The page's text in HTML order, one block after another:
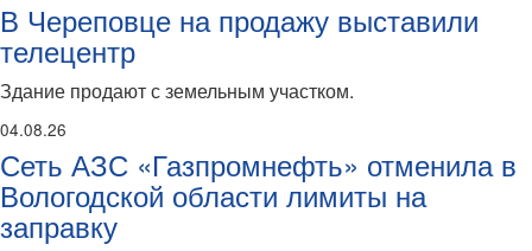
В Череповце на продажу выставили
телецентр
Здание продают с земельным участком.
04.08.26
Сеть АЗС «Газпромнефть» отменила в
Вологодской области лимиты на
заправку